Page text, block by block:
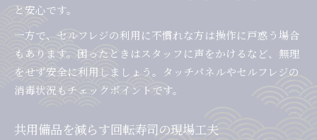
と安心です。
一方で、セルフレジの利用に不慣れな方は操作に戸惑う場合
もあります。困ったときはスタッフに声をかけるなど、無理
をせず安全に利用しましょう。タッチパネルやセルフレジの
消毒状況もチェックポイントです。
共用備品を減らす回転寿司の現場工夫